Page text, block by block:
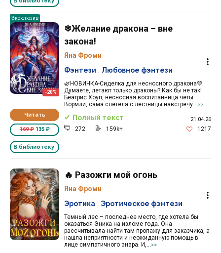
Эксклюзив
-20%
Читать
169 ₽135 ₽
В библиотеку
❄Желание дракона – вне
закона!
Яна Фроми
🌿НОВИНКА-Сиделка для несносного дракона💚
Думаете, летают только драконы? Как бы не так!
Беатрис Хоуп, несносная воспитанница четы
Вормли, сама слетела с лестницы навстречу...
>>
Фэнтези Любовное фэнтези
Полный текст 21.04.26
272 159k+ 1217
🔥 Разожги мой огонь
Яна Фроми
Темный лес – последнее место, где хотела бы
оказаться Эника на изломе года. Она
рассчитывала найти там пропажу для заказчика, а
нашла неприятности и неожиданную помощь в
лице симпатичного энара. И,...
>>
Эротика Эротическое фэнтези